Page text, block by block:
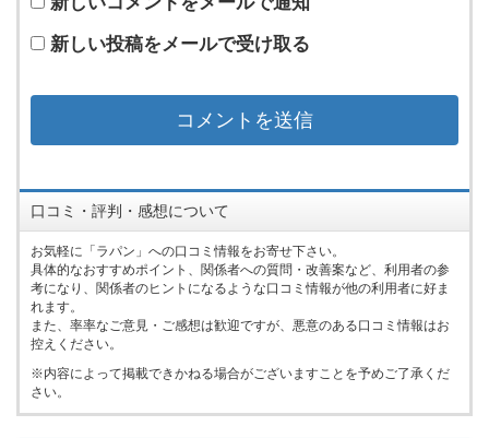
新しい投稿をメールで受け取る
口コミ・評判・感想について
お気軽に「ラパン」への口コミ情報をお寄せ下さい。
具体的なおすすめポイント、関係者への質問・改善案など、利用者の参
考になり、関係者のヒントになるような口コミ情報が他の利用者に好ま
れます。
また、率率なご意見・ご感想は歓迎ですが、悪意のある口コミ情報はお
控えください。
内容によって掲載できかねる場合がございますことを予めご了承くだ
さい。